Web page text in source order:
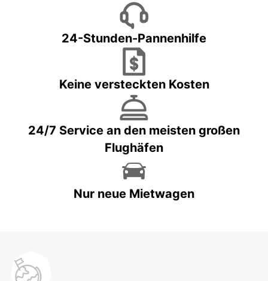
24-Stunden-Pannenhilfe
Keine versteckten Kosten
24/7 Service an den meisten großen
Flughäfen
Nur neue Mietwagen